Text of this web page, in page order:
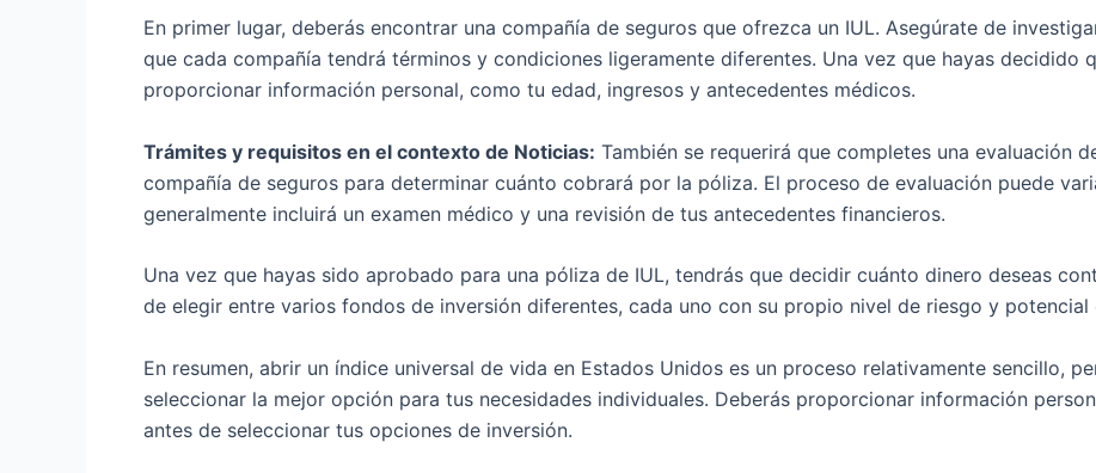
En primer lugar, deberás encontrar una compañía de seguros que ofrezca un IUL. Asegúrate de
que cada compañía tendrá términos y condiciones ligeramente diferentes. Una vez que hayas decidido
proporcionar información personal, como tu edad, ingresos y antecedentes médicos.
Trámites y requisitos en el contexto de Noticias: También se requerirá que completes una evaluación
compañía de seguros para determinar cuánto cobrará por la póliza. El proceso de evaluación puede
generalmente incluirá un examen médico y una revisión de tus antecedentes financieros.
Una vez que hayas sido aprobado para una póliza de IUL, tendrás que decidir cuánto dinero deseas
de elegir entre varios fondos de inversión diferentes, cada uno con su propio nivel de riesgo y potencial
En resumen, abrir un índice universal de vida en Estados Unidos es un proceso relativamente sencillo,
seleccionar la mejor opción para tus necesidades individuales. Deberás proporcionar información
antes de seleccionar tus opciones de inversión.